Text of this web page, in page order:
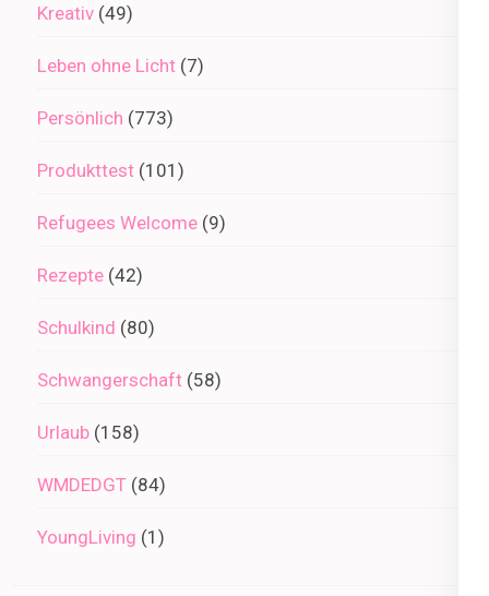
Kreativ (49)
Leben ohne Licht (7)
Persönlich (773)
Produkttest (101)
Refugees Welcome (9)
Rezepte (42)
Schulkind (80)
Schwangerschaft (58)
Urlaub (158)
WMDEDGT (84)
YoungLiving (1)